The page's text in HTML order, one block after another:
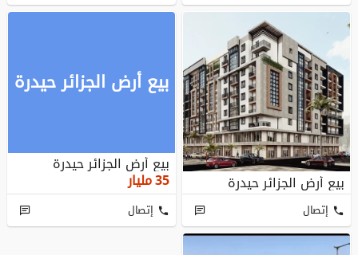
بيع أرض الجزائر حيدرة
إتصال
بيع أرض الجزائر حيدرة
بيع أرض الجزائر حيدرة
35مليار
إتصال